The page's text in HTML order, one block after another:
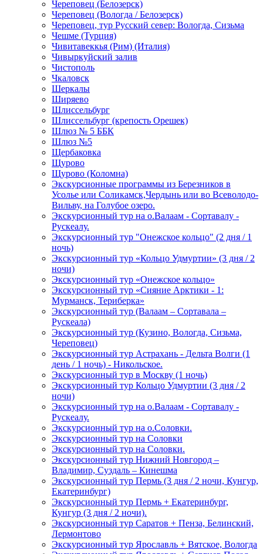
Череповец (Белозерск)
Череповец (Вологда / Белозерск)
Череповец, тур Русский север: Вологда, Сизьма
Чешме (Турция)
Чивитавеккья (Рим) (Италия)
Чивыркуйский залив
Чистополь
Чкаловск
Шеркалы
Ширяево
Шлиссельбург
Шлиссельбург (крепость Орешек)
Шлюз № 5 ББК
Шлюз №5
Щербаковка
Щурово
Щурово (Коломна)
Экскурсионные программы из Березников в
Усолье или Соликамск,Чердынь или во Всеволодо-
Вильву, на Голубое озеро.
Экскурсионный тур на о.Валаам - Сортавалу -
Рускеалу.
Экскурсионный тур "Онежское кольцо" (2 дня / 1
ночь)
Экскурсионный тур «Кольцо Удмуртии» (3 дня / 2
ночи)
Экскурсионный тур «Онежское кольцо»
Экскурсионный тур «Сияние Арктики - 1:
Мурманск, Териберка»
Экскурсионный тур (Валаам – Сортавала –
Рускеала)
Экскурсионный тур (Кузино, Вологда, Сизьма,
Череповец)
Экскурсионный тур Астрахань - Дельта Волги (1
день / 1 ночь) - Никольское.
Экскурсионный тур в Москву (1 ночь)
Экскурсионный тур Кольцо Удмуртии (3 дня / 2
ночи)
Экскурсионный тур на о.Валаам - Сортавалу -
Рускеалу.
Экскурсионный тур на о.Соловки.
Экскурсионный тур на Соловки
Экскурсионный тур на Соловки.
Экскурсионный тур Нижний Новгород –
Владимир, Суздаль – Кинешма
Экскурсионный тур Пермь (3 дня / 2 ночи, Кунгур,
Екатеринбург)
Экскурсионный тур Пермь + Екатеринбург,
Кунгур (3 дня / 2 ночи).
Экскурсионный тур Саратов + Пенза, Белинский,
Лермонтово
Экскурсионный тур Ярославль + Вятское, Вологда